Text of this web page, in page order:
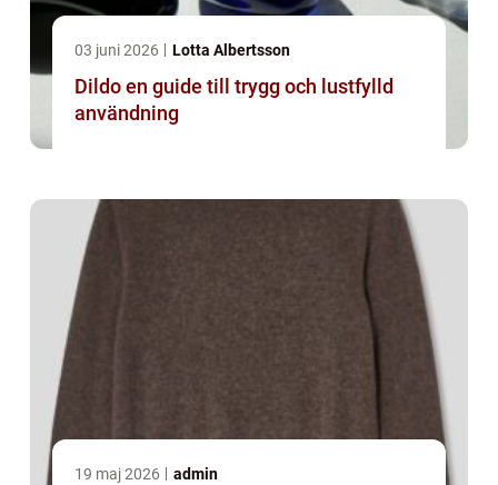
03 juni 2026 Lotta Albertsson
Dildo en guide till trygg och lustfylld
användning
19 maj 2026 admin